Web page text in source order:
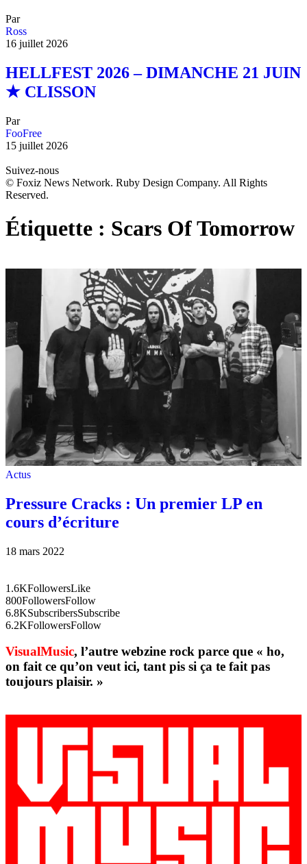
Par
Ross
16 juillet 2026
HELLFEST 2026 – DIMANCHE 21 JUIN
★ CLISSON
Par
FooFree
15 juillet 2026
Suivez-nous
© Foxiz News Network. Ruby Design Company. All Rights
Reserved.
Étiquette : Scars Of Tomorrow
Actus
Pressure Cracks : Un premier LP en
cours d’écriture
18 mars 2022
1.6KFollowersLike
800FollowersFollow
6.8KSubscribersSubscribe
6.2KFollowersFollow
VisualMusic, l’autre webzine rock parce que « ho,
on fait ce qu’on veut ici, tant pis si ça te fait pas
toujours plaisir. »